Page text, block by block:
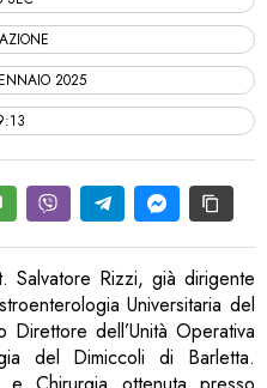
2025
Rizzi, già dirigente
Universitaria del
dell’Unità Operativa
del Dimiccoli di Barletta.